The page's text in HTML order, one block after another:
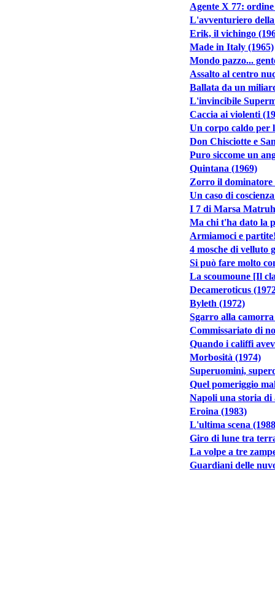
Agente X 77:
L'avventuriero
Erik, il vichingo
Made in Italy (1965)
Mondo pazzo...
Assalto al centro
Ballata da un
L'invincibile
Caccia ai violenti
Un corpo caldo per
Don Chisciotte e
Puro siccome un
Quintana (1969)
Zorro il dominatore
Un caso di
I 7 di Marsa
Ma chi t'ha dato la
Armiamoci e
4 mosche di velluto
Si può fare molto
La scoumoune [Il
Decameroticus
Byleth (1972)
Sgarro alla camorra
Commissariato di
Quando i califfi
Morbosità (1974)
Superuomini,
Quel pomeriggio
Napoli una storia di
Eroina (1983)
L'ultima scena
Giro di lune tra
La volpe a tre
Guardiani delle